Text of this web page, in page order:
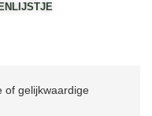
of gelijkwaardige